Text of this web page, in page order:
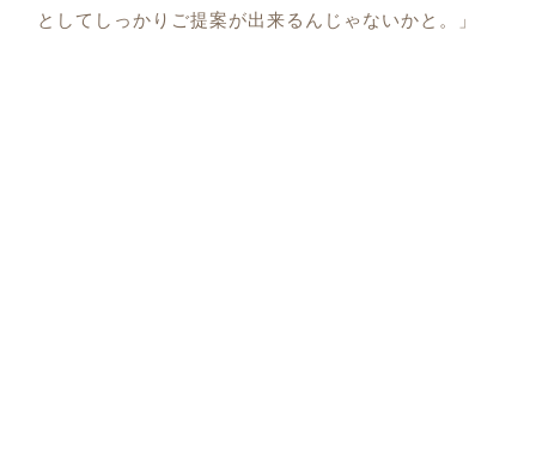
としてしっかりご提案が出来るんじゃないかと。」